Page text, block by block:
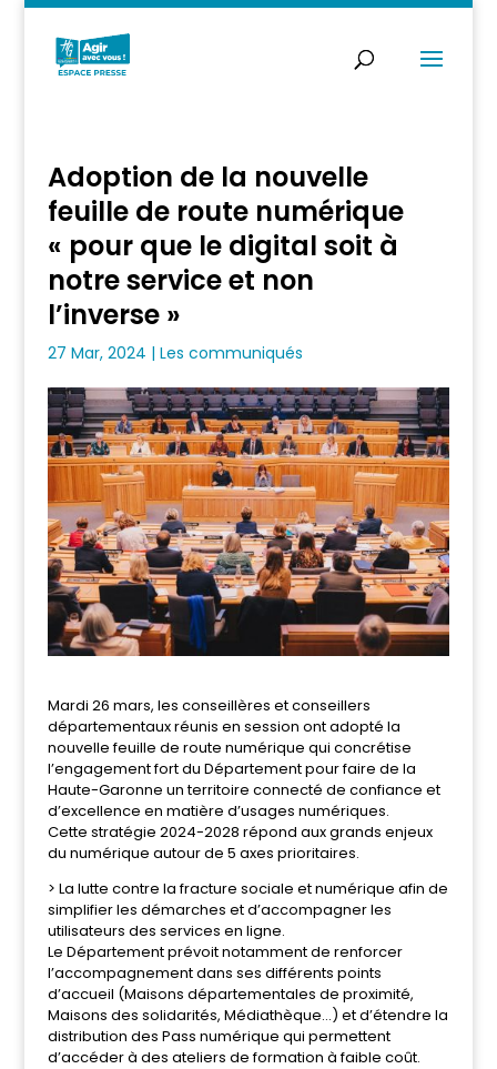
Adoption de la nouvelle
feuille de route numérique
« pour que le digital soit à
notre service et non
l’inverse »
27 Mar, 2024 | Les communiqués
Mardi 26 mars, les conseillères et conseillers
départementaux réunis en session ont adopté la
nouvelle feuille de route numérique qui concrétise
l’engagement fort du Département pour faire de la
Haute-Garonne un territoire connecté de confiance et
d’excellence en matière d’usages numériques.
Cette stratégie 2024-2028 répond aux grands enjeux
du numérique autour de 5 axes prioritaires.
> La lutte contre la fracture sociale et numérique afin de
simplifier les démarches et d’accompagner les
utilisateurs des services en ligne.
Le Département prévoit notamment de renforcer
l’accompagnement dans ses différents points
d’accueil (Maisons départementales de proximité,
Maisons des solidarités, Médiathèque…) et d’étendre la
distribution des Pass numérique qui permettent
d’accéder à des ateliers de formation à faible coût.